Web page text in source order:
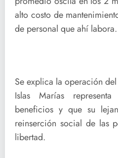
alto costo de
de personal que ahí labora.
Se explica la operación
Islas Marías
beneficios y que su
reinserción social de las
libertad.